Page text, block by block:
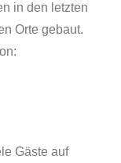
in den letzten
Orte gebaut.
Gäste auf